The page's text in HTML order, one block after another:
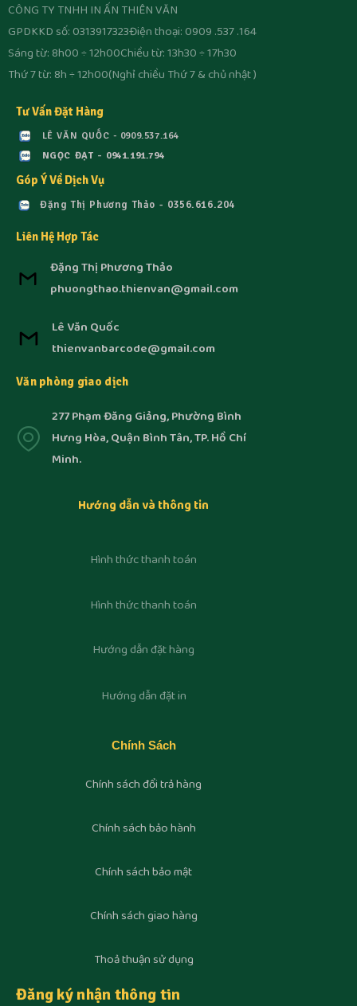
CÔNG TY TNHH IN ẤN THIÊN VĂN
GPDKKD số: 0313917323Điện thoại: 0909 .537 .164
Sáng từ: 8h00 ÷ 12h00Chiều từ: 13h30 ÷ 17h30
Thứ 7 từ: 8h ÷ 12h00(Nghỉ chiều Thứ 7 & chủ nhật )
Tư Vấn Đặt Hàng
LÊ VĂN QUỐC - 0909.537.164
NGỌC ĐẠT - 0941.191.794
Góp Ý Về Dịch Vụ
Đặng Thị Phương Thảo - 0356.616.204
Liên Hệ Hợp Tác
Đặng Thị Phương Thảo
phuongthao.thienvan@gmail.com
Lê Văn Quốc
thienvanbarcode@gmail.com
Văn phòng giao dịch
277 Phạm Đăng Giảng, Phường Bình
Hưng Hòa, Quận Bình Tân, TP. Hồ Chí
Minh.
Hướng dẫn và thông tin
Hình thức thanh toán
Hình thức thanh toán
Hướng dẫn đặt hàng
Hướng dẫn đặt in
Chính Sách
Chính sách đổi trả hàng
Chính sách bảo hành
Chính sách bảo mật
Chính sách giao hàng
Thoả thuận sử dụng
Đăng ký nhận thông tin